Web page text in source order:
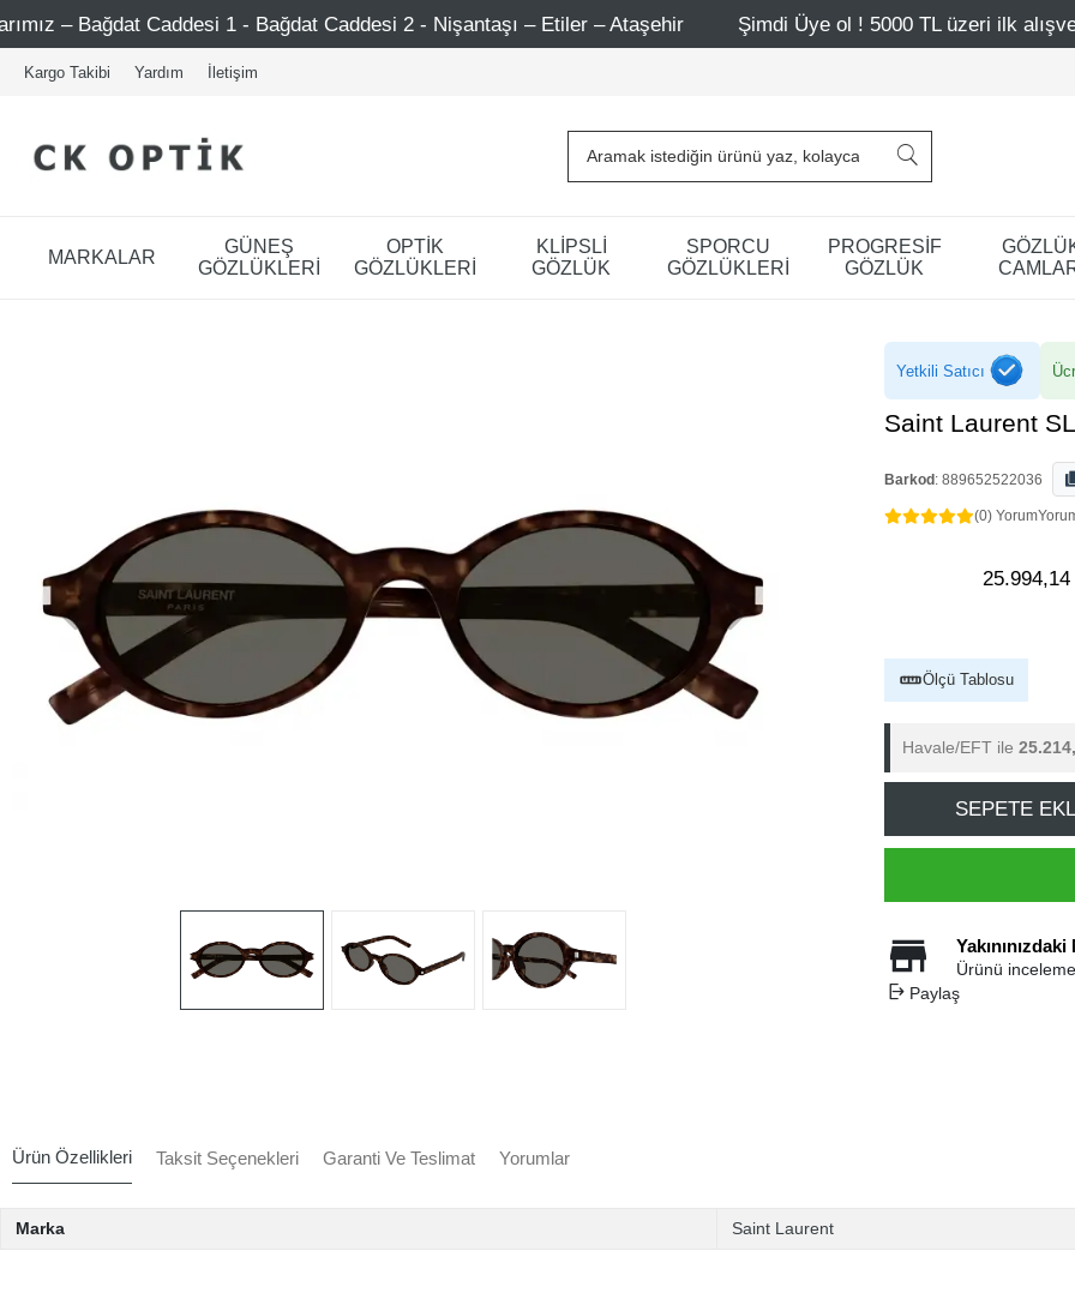
Caddesi 1 - Bağdat Caddesi 2 - Nişantaşı – Etiler – Ataşehir Şimdi Üye ol ! 5000 TL üzeri ilk alışverişinde 500
Kargo Takibi Yardım İletişim
MARKALAR
GÜNEŞ
GÖZLÜKLERİ
OPTİK
GÖZLÜKLERİ
KLİPSLİ
GÖZLÜK
SPORCU
GÖZLÜKLERİ
PROGRESİF
GÖZLÜK
Yetkili Satıcı
Saint Laurent
Barkod : 889652522036
(0) Yorum
25.994,14
Ölçü Tablosu
Havale/EFT ile
SEPETE
Ürünü
Paylaş
Ürün Özellikleri Taksit Seçenekleri Garanti Ve Teslimat Yorumlar
Marka Saint Laurent